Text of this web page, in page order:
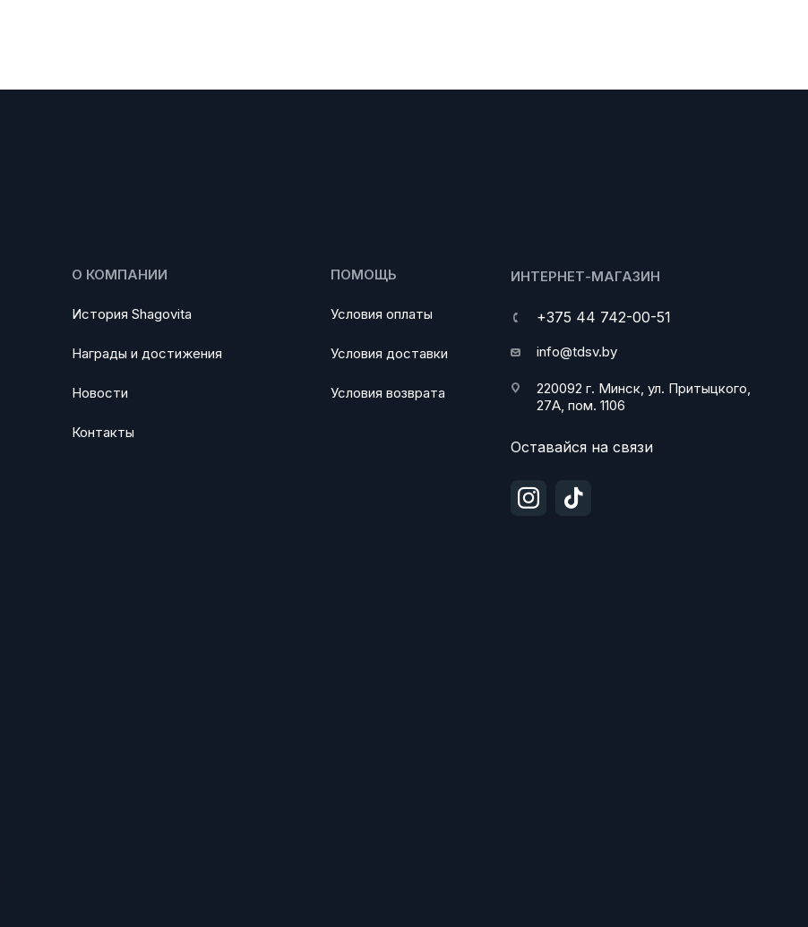
О КОМПАНИИ
История Shagovita
Награды и достижения
Новости
Контакты
ПОМОЩЬ
Условия оплаты
Условия доставки
Условия возврата
ИНТЕРНЕТ-МАГАЗИН
+375 44 742-00-51
info@tdsv.by
220092 г. Минск, ул. Притыцкого,
27А, пом. 1106
Оставайся на связи